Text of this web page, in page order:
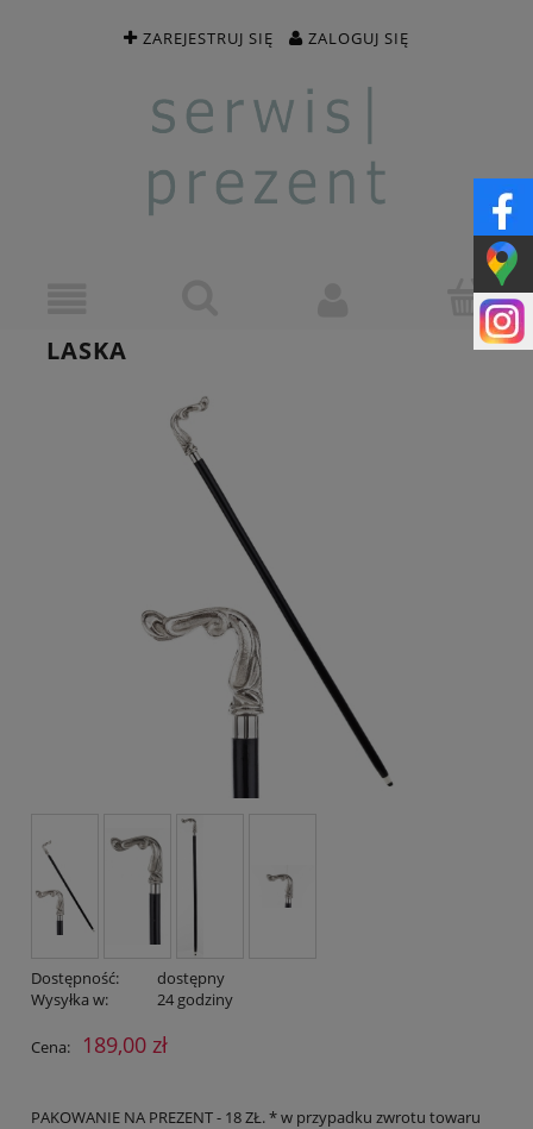
ZAREJESTRUJ SIĘ ZALOGUJ SIĘ
LASKA
Dostępność:
dostępny
Wysyłka w:
24 godziny
Cena: 189,00 zł
PAKOWANIE NA PREZENT - 18 ZŁ. * w przypadku zwrotu towaru